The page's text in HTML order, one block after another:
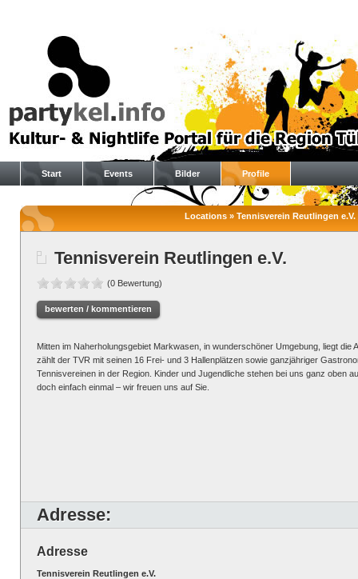
Start Events Bilder Profile
Locations » Tennisverein Reutlingen e.V.
Tennisverein Reutlingen e.V.
(0 Bewertung)
bewerten / kommentieren
Mitten im Naherholungsgebiet Markwasen, in wunderschöner Umgebung, liegt die
zählt der TVR mit seinen 16 Frei- und 3 Hallenplätzen sowie ganzjähriger
Tennisvereinen in der Region. Kinder und Jugendliche stehen bei uns ganz oben
doch einfach einmal – wir freuen uns auf Sie.
Adresse:
Adresse
Tennisverein Reutlingen e.V.